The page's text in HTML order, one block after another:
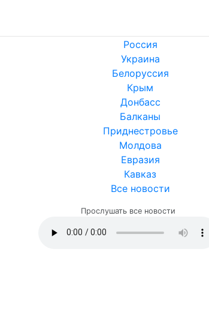
Россия
Украина
Белоруссия
Крым
Донбасс
Балканы
Приднестровье
Молдова
Евразия
Кавказ
Все новости
Прослушать все новости